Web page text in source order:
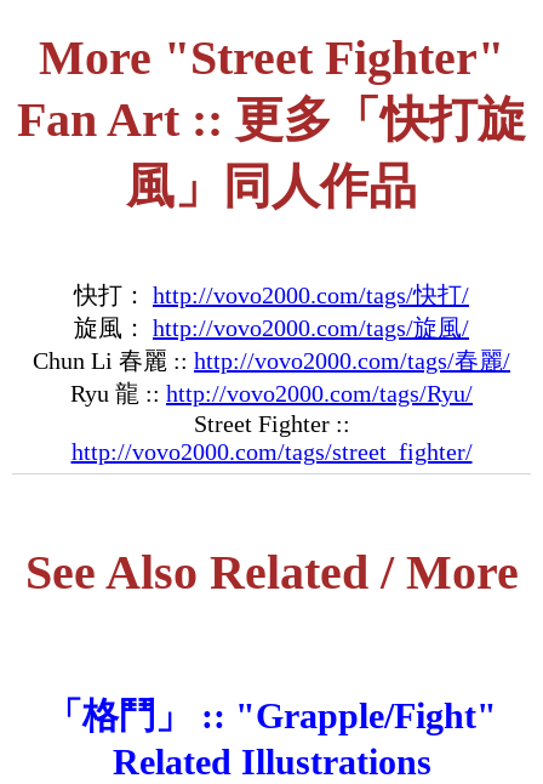
More "Street Fighter"
Fan Art :: 更多「快打旋
風」同人作品
快打： http://vovo2000.com/tags/快打/
旋風： http://vovo2000.com/tags/旋風/
Chun Li 春麗 :: http://vovo2000.com/tags/春麗/
Ryu 龍 :: http://vovo2000.com/tags/Ryu/
Street Fighter ::
http://vovo2000.com/tags/street_fighter/
See Also Related / More
「格鬥」 :: "Grapple/Fight"
Related Illustrations